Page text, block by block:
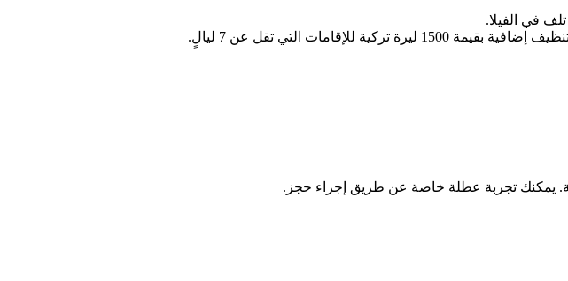
يمكنك تجربة عطلة خاصة عن طريق إجراء حجز.